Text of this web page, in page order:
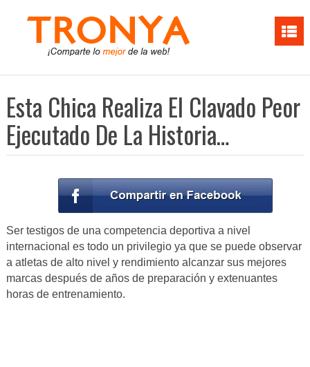
Esta Chica Realiza El Clavado Peor
Ejecutado De La Historia…
Ser testigos de una competencia deportiva a nivel
internacional es todo un privilegio ya que se puede observar
a atletas de alto nivel y rendimiento alcanzar sus mejores
marcas después de años de preparación y extenuantes
horas de entrenamiento.